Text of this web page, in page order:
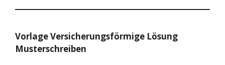
Vorlage Versicherungsförmige Lösung
Musterschreiben